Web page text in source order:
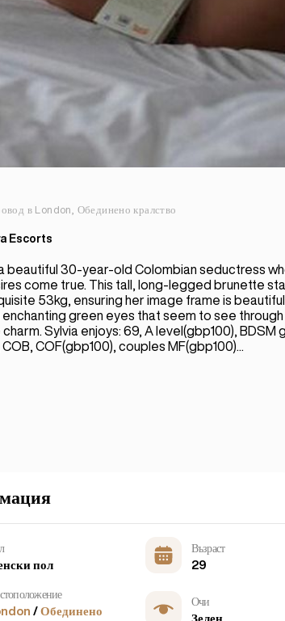
в London, Обединено кралство
Escorts
beautiful 30-year-old Colombian seductress
come true. This tall, long-legged brunette
53kg, ensuring her image frame is
enchanting green eyes that seem to see
Sylvia enjoys: 69, A level(gbp100), BDSM
COF(gbp100), couples MF(gbp100)...
пол
Възраст
29
/ Обединено
Очи
Зелен